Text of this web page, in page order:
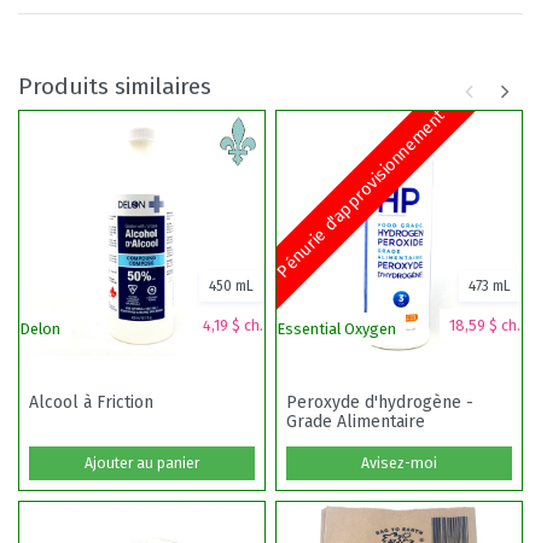
Produits similaires
Delon 4,19 $ ch.
450 mL
Alcool à Friction
Ajouter au panier
Pénurie d'approvisionnement
Essential Oxygen 18,59 $ ch.
473 mL
Peroxyde d'hydrogène -
Grade Alimentaire
Avisez-moi